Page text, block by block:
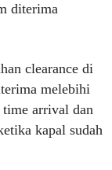
diterima
clearance di
melebihi
arrival dan
kapal sudah